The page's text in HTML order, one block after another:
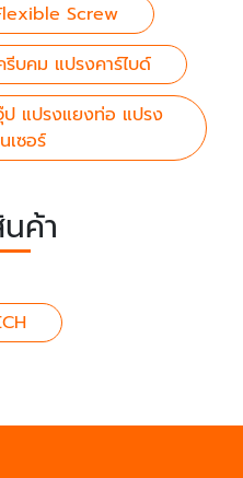
Screw
บคม แปรงคาร์ไบด์
ป แปรงแยงท่อ แปรง
เซอร์
ค้า